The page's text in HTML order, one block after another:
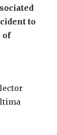
to
of